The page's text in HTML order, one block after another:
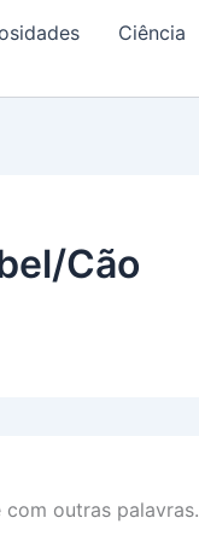
Ciência
Cão
outras palavras.